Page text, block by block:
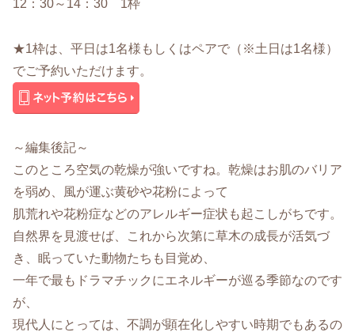
12：30～14：30 1枠
★1枠は、平日は1名様もしくはペアで（※土日は1名様）
でご予約いただけます。
～編集後記～
このところ空気の乾燥が強いですね。乾燥はお肌のバリア
を弱め、風が運ぶ黄砂や花粉によって
肌荒れや花粉症などのアレルギー症状も起こしがちです。
自然界を見渡せば、これから次第に草木の成長が活気づ
き、眠っていた動物たちも目覚め、
一年で最もドラマチックにエネルギーが巡る季節なのです
が、
現代人にとっては、不調が顕在化しやすい時期でもあるの